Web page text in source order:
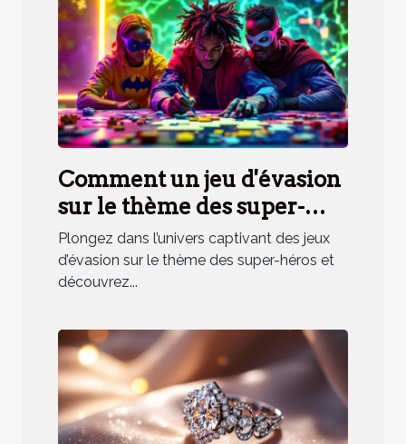
Comment un jeu d'évasion
sur le thème des super-
héros renforce la cohésion
d'équipe ?
Plongez dans l’univers captivant des jeux
d’évasion sur le thème des super-héros et
découvrez...